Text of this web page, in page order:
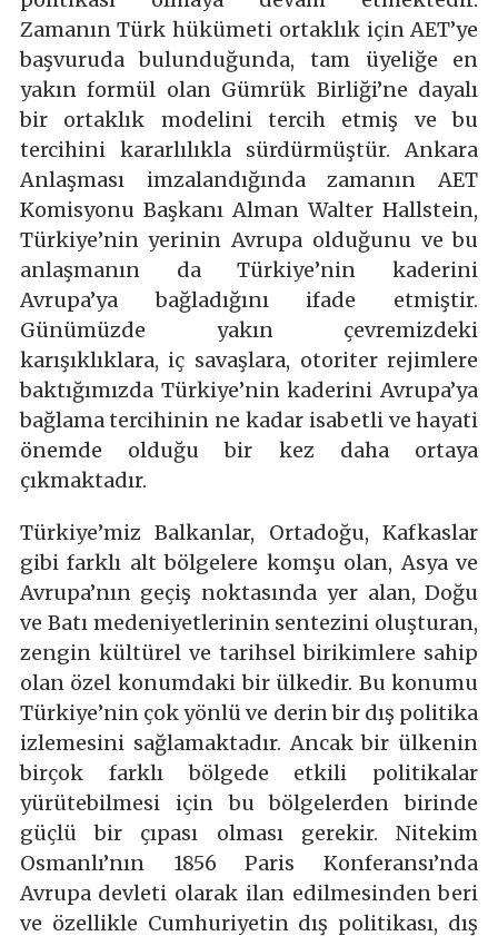
Zamanın Türk hükümeti ortaklık için AET’ye
başvuruda bulunduğunda, tam üyeliğe en
yakın formül olan Gümrük Birliği’ne dayalı
bir ortaklık modelini tercih etmiş ve bu
tercihini kararlılıkla sürdürmüştür. Ankara
Anlaşması imzalandığında zamanın AET
Komisyonu Başkanı Alman Walter Hallstein,
Türkiye’nin yerinin Avrupa olduğunu ve bu
anlaşmanın da Türkiye’nin kaderini
Avrupa’ya bağladığını ifade etmiştir.
Günümüzde yakın çevremizdeki
karışıklıklara, iç savaşlara, otoriter rejimlere
baktığımızda Türkiye’nin kaderini Avrupa’ya
bağlama tercihinin ne kadar isabetli ve hayati
önemde olduğu bir kez daha ortaya
çıkmaktadır.
Türkiye’miz Balkanlar, Ortadoğu, Kafkaslar
gibi farklı alt bölgelere komşu olan, Asya ve
Avrupa’nın geçiş noktasında yer alan, Doğu
ve Batı medeniyetlerinin sentezini oluşturan,
zengin kültürel ve tarihsel birikimlere sahip
olan özel konumdaki bir ülkedir. Bu konumu
Türkiye’nin çok yönlü ve derin bir dış politika
izlemesini sağlamaktadır. Ancak bir ülkenin
birçok farklı bölgede etkili politikalar
yürütebilmesi için bu bölgelerden birinde
güçlü bir çıpası olması gerekir. Nitekim
Osmanlı’nın 1856 Paris Konferansı’nda
Avrupa devleti olarak ilan edilmesinden beri
ve özellikle Cumhuriyetin dış politikası, dış